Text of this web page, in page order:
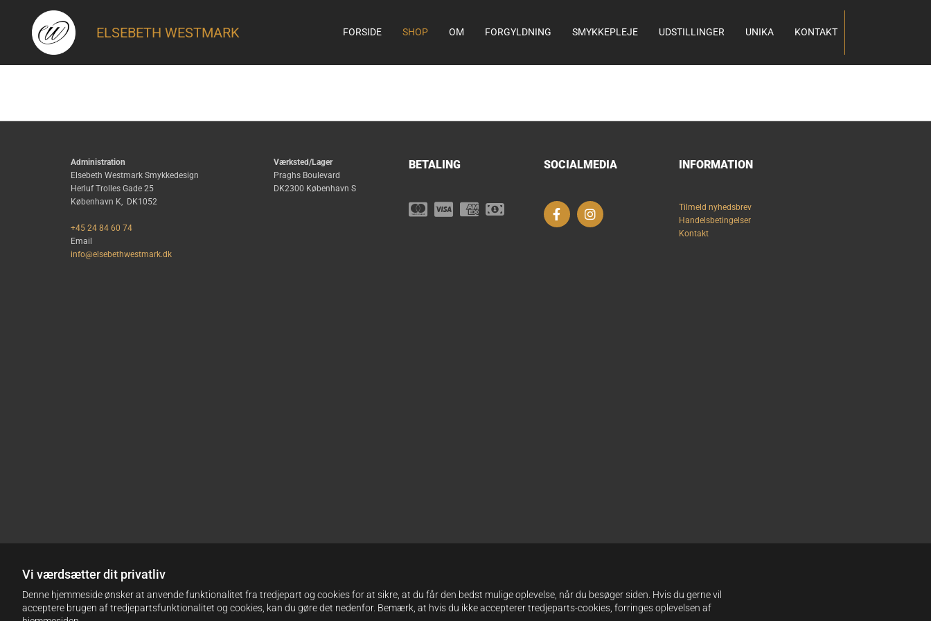
Vi værdsætter dit privatliv
Denne hjemmeside ønsker at anvende funktionalitet fra tredjepart og cookies for at sikre, at du får den bedst mulige oplevelse, når du besøger siden. Hvis du gerne vil
acceptere brugen af tredjepartsfunktionalitet og cookies, kan du gøre det nedenfor. Bemærk, at hvis du ikke accepterer tredjeparts-cookies, forringes oplevelsen af
ELSEBETH WESTMARK FORSIDE SHOP OM FORGYLDNING SMYKKEPLEJE UDSTILLINGER UNIKA KONTAKT
Administration
Elsebeth Westmark Smykkedesign
Herluf Trolles Gade 25
København K, DK1052
+45 24 84 60 74
Email
info@elsebethwestmark.dk
Værksted/Lager
Praghs Boulevard
DK2300 København S
BETALING SOCIALMEDIA INFORMATION
Tilmeld nyhedsbrev
Handelsbetingelser
Kontakt